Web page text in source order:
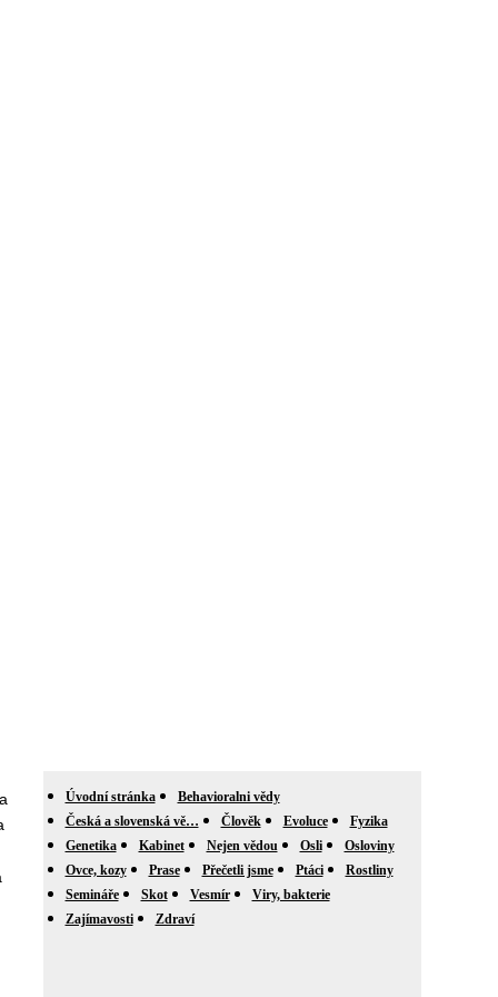
Úvodní stránka
Behavioralni vědy
Česká a slovenská vě…
Člověk Evoluce
Fyzika
Genetika
Kabinet Nejen vědou Osli
Osloviny
Ovce, kozy
Prase Přečetli jsme Ptáci
Rostliny
Semináře
Skot Vesmír
Viry, bakterie
Zajímavosti
Zdraví